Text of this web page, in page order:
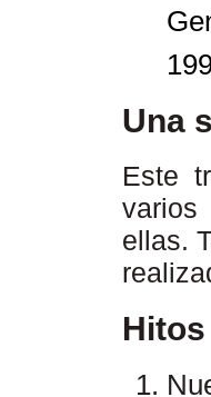
Una
Este
varios
ellas.